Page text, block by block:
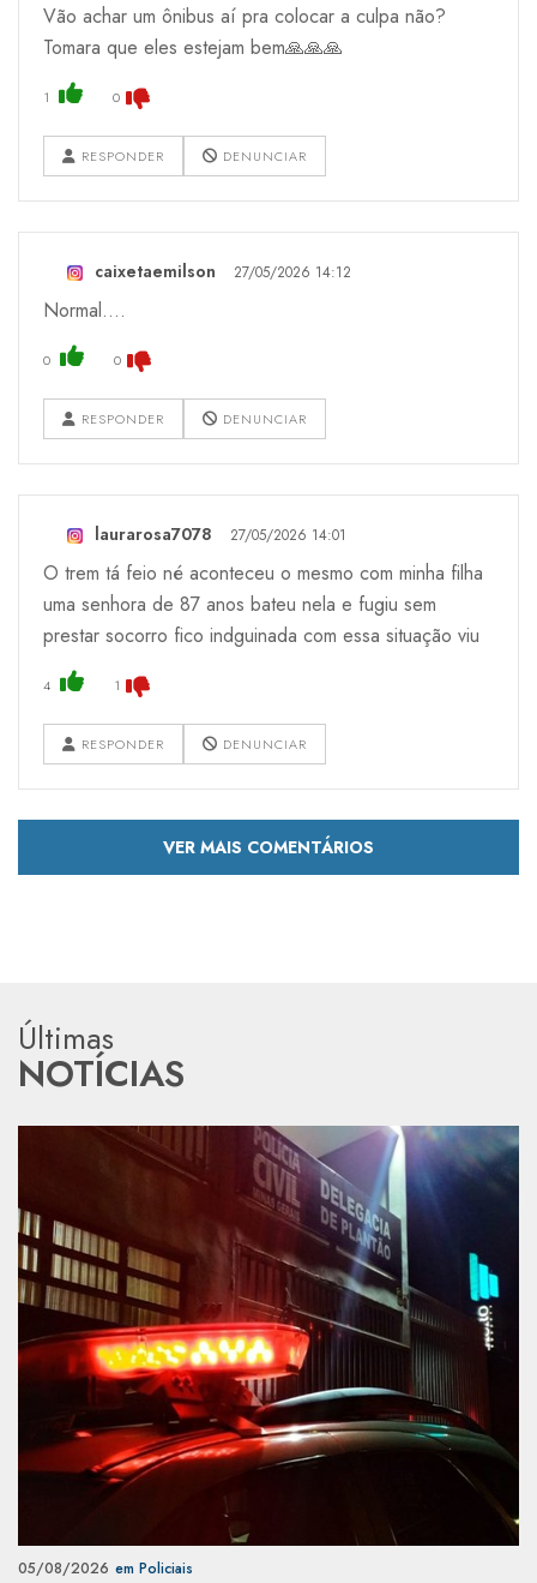
Vão achar um ônibus aí pra colocar a culpa não?
Tomara que eles estejam bem🙏🙏🙏
1 0
RESPONDER DENUNCIAR
caixetaemilson 27/05/2026 14:12
Normal....
0 0
RESPONDER DENUNCIAR
laurarosa7078 27/05/2026 14:01
O trem tá feio né aconteceu o mesmo com minha filha
uma senhora de 87 anos bateu nela e fugiu sem
prestar socorro fico indguinada com essa situação viu
4 1
RESPONDER DENUNCIAR
VER MAIS COMENTÁRIOS
Últimas
NOTÍCIAS
05/08/2026 em Policiais